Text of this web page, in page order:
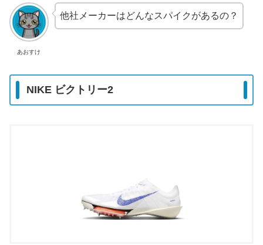
あおすけ
他社メーカーはどんなスパイクがあるの？
NIKE ビクトリー2